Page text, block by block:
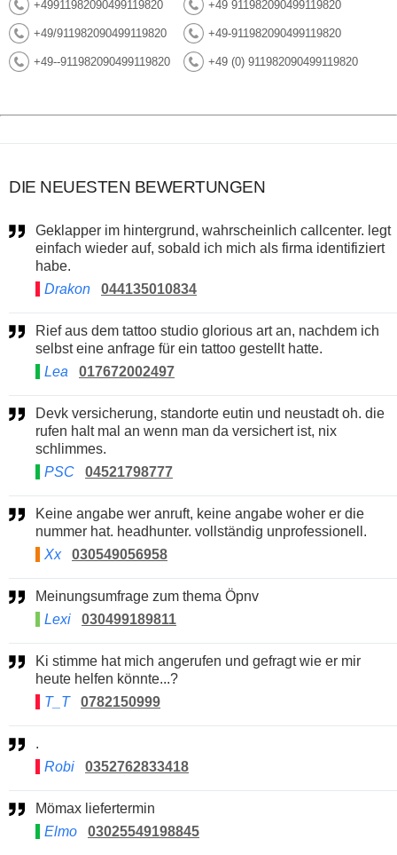
+49911982090499119820 +49 911982090499119820
+49/911982090499119820 +49-911982090499119820
+49--911982090499119820 +49 (0) 911982090499119820
DIE NEUESTEN BEWERTUNGEN
Geklapper im hintergrund, wahrscheinlich callcenter. legt
einfach wieder auf, sobald ich mich als firma identifiziert
habe.
Drakon
044135010834
Rief aus dem tattoo studio glorious art an, nachdem ich
selbst eine anfrage für ein tattoo gestellt hatte.
Lea
017672002497
Devk versicherung, standorte eutin und neustadt oh. die
rufen halt mal an wenn man da versichert ist, nix
schlimmes.
PSC
04521798777
Keine angabe wer anruft, keine angabe woher er die
nummer hat. headhunter. vollständig unprofessionell.
Xx
030549056958
Meinungsumfrage zum thema Öpnv
Lexi
030499189811
Ki stimme hat mich angerufen und gefragt wie er mir
heute helfen könnte...?
T_T
0782150999
.
Robi
0352762833418
Mömax liefertermin
Elmo
03025549198845